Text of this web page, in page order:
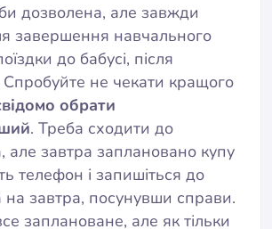
дозволена, але завжди
завершення навчального
до бабусі, після
Спробуйте не чекати кращого
обрати
. Треба сходити до
але завтра заплановано купу
телефон і запишіться до
на завтра, посунувши справи.
заплановане, але як тільки